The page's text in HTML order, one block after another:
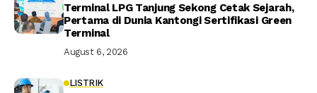
Terminal LPG Tanjung Sekong Cetak Sejarah,
Pertama di Dunia Kantongi Sertifikasi Green
Terminal
August 6, 2026
LISTRIK